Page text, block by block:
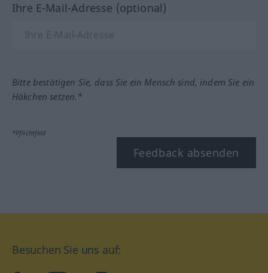
Ihre E-Mail-Adresse (optional)
Bitte bestätigen Sie, dass Sie ein Mensch sind, indem Sie ein
Häkchen setzen.*
*Pflichtfeld
Feedback absenden
Besuchen Sie uns auf: